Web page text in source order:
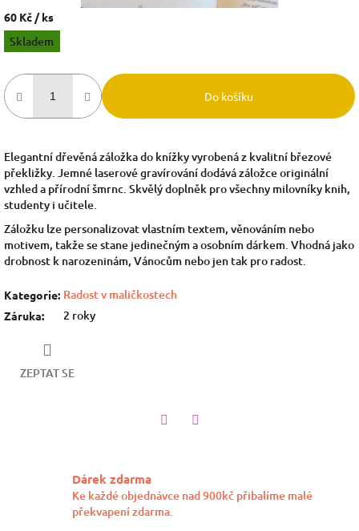
60 Kč / ks
Měrná
cena:
Skladem
Do košíku
Elegantní dřevěná záložka do knížky vyrobená z kvalitní březové
překližky. Jemné laserové gravírování dodává záložce originální
vzhled a přírodní šmrnc. Skvělý doplněk pro všechny milovníky knih,
studenty i učitele.
Záložku lze personalizovat vlastním textem, věnováním nebo
motivem, takže se stane jedinečným a osobním dárkem. Vhodná jako
drobnost k narozeninám, Vánocům nebo jen tak pro radost.
Kategorie: Radost v maličkostech
Záruka: 2 roky
ZEPTAT SE
Dárek zdarma
Ke každé objednávce nad 900kč přibalíme malé
překvapení zdarma.